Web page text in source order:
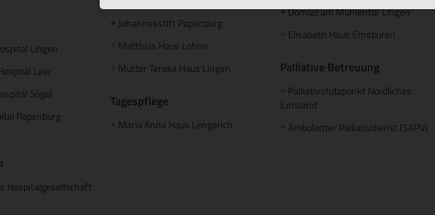
Lingen
Leer
Sögel
Papenburg
Hospitalgesellschaft
+ Johannesstift Papenburg
+ Matthias Haus Lohne
+ Mutter Teresa Haus Lingen
Tagespflege
+ Maria Anna Haus Lengerich
+Domizil am Mühlentor Lingen
Elisabeth Haus Emsbüren
Palliative Betreuung
+ Palliativstützpunkt Nördliches
Emsland
+ Ambulanter Palliativdienst (SAPV)